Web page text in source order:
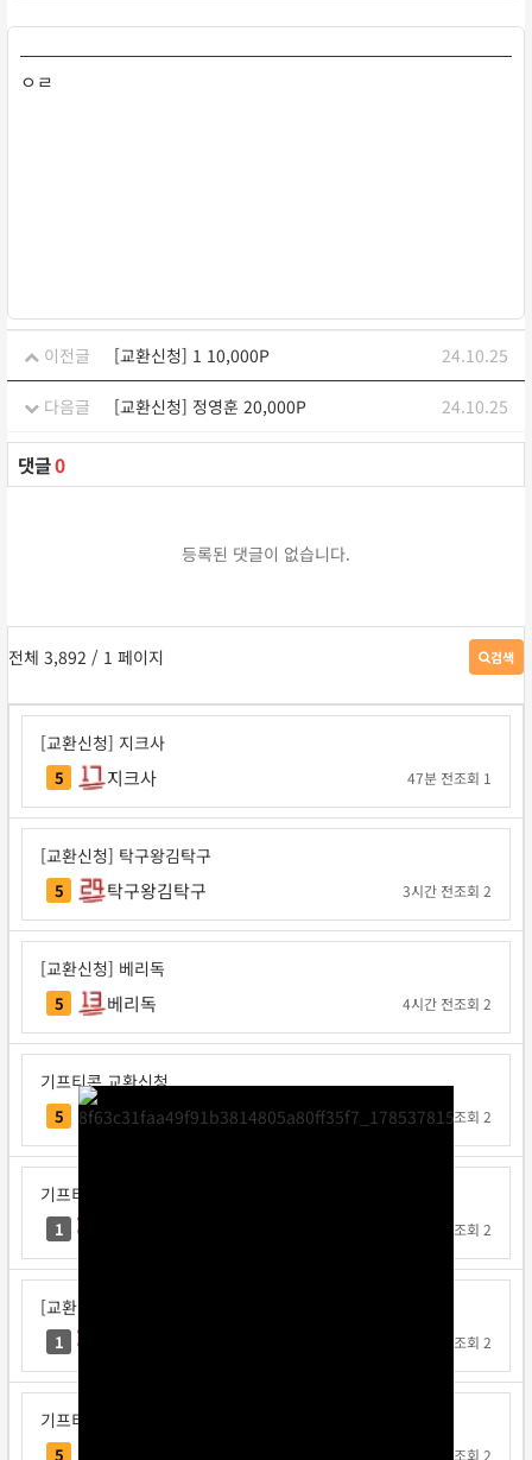
ㅇㄹ
이전글 [교환신청] 1 10,000P 24.10.25
다음글 [교환신청] 정영훈 20,000P 24.10.25
댓글0
등록된 댓글이 없습니다.
전체 3,892 / 1 페이지 검색
게
판
검
[교환신청] 지크사
5 지크사 47분 전조회 1
[교환신청] 탁구왕김탁구
5 탁구왕김탁구 3시간 전조회 2
[교환신청] 베리독
5 베리독 4시간 전조회 2
기프티콘 교환신청
5 각투브 15시간 전조회 2
기프티콘 교환신청
1 조회 2
[교환신청] 으라찻차차
1 조회 2
기프티콘 교환신청
5 조회 2